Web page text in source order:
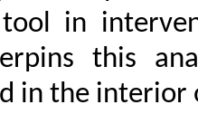
in
this
in the interior